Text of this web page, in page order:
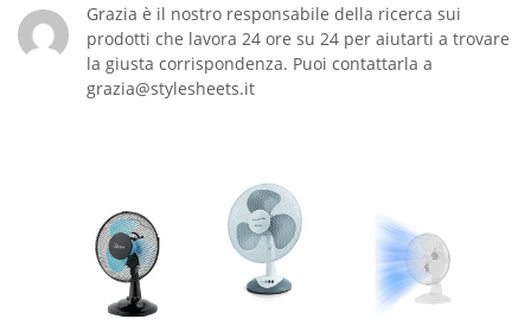
Grazia è il nostro responsabile della ricerca sui
prodotti che lavora 24 ore su 24 per aiutarti a trovare
la giusta corrispondenza. Puoi contattarla a
grazia@stylesheets.it